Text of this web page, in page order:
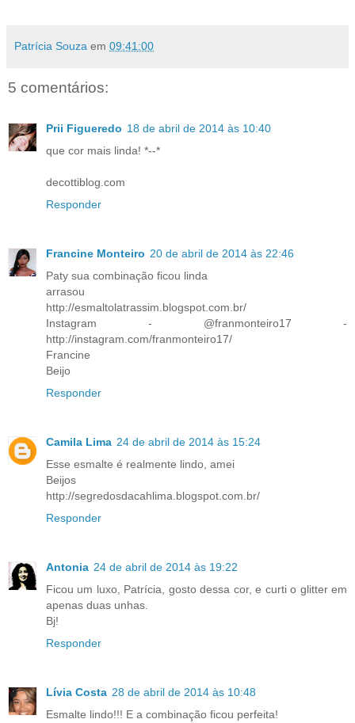
Patrícia Souza em 09:41:00
5 comentários:
Prii Figueredo 18 de abril de 2014 às 10:40
que cor mais linda! *--*
decottiblog.com
Responder
Francine Monteiro 20 de abril de 2014 às 22:46
Paty sua combinação ficou linda
arrasou
http://esmaltolatrassim.blogspot.com.br/
Instagram - @franmonteiro17 -
http://instagram.com/franmonteiro17/
Francine
Beijo
Responder
Camila Lima 24 de abril de 2014 às 15:24
Esse esmalte é realmente lindo, amei
Beijos
http://segredosdacahlima.blogspot.com.br/
Responder
Antonia 24 de abril de 2014 às 19:22
Ficou um luxo, Patrícia, gosto dessa cor, e curti o glitter em
apenas duas unhas.
Bj!
Responder
Lívia Costa 28 de abril de 2014 às 10:48
Esmalte lindo!!! E a combinação ficou perfeita!